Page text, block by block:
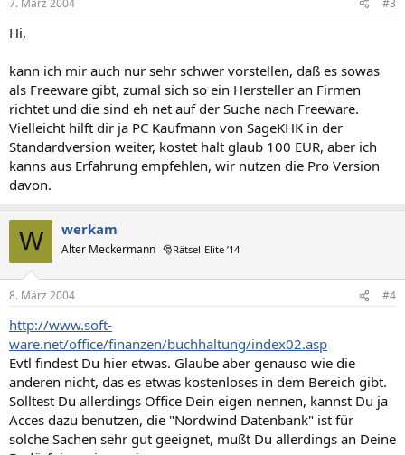
Hi,
kann ich mir auch nur sehr schwer vorstellen, daß es sowas
als Freeware gibt, zumal sich so ein Hersteller an Firmen
richtet und die sind eh net auf der Suche nach Freeware.
Vielleicht hilft dir ja PC Kaufmann von SageKHK in der
Standardversion weiter, kostet halt glaub 100 EUR, aber ich
kanns aus Erfahrung empfehlen, wir nutzen die Pro Version
davon.
W werkam
Alter Meckermann 🎅Rätsel-Elite ’14
8. März 2004 #4
http://www.soft-
ware.net/office/finanzen/buchhaltung/index02.asp
Evtl findest Du hier etwas. Glaube aber genauso wie die
anderen nicht, das es etwas kostenloses in dem Bereich gibt.
Solltest Du allerdings Office Dein eigen nennen, kannst Du ja
Acces dazu benutzen, die "Nordwind Datenbank" ist für
solche Sachen sehr gut geeignet, mußt Du allerdings an Deine